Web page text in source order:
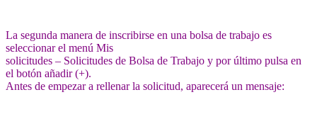
La segunda manera de inscribirse en una bolsa de trabajo es
seleccionar el menú Mis
solicitudes – Solicitudes de Bolsa de Trabajo y por último pulsa en
el botón añadir (+).
Antes de empezar a rellenar la solicitud, aparecerá un mensaje: